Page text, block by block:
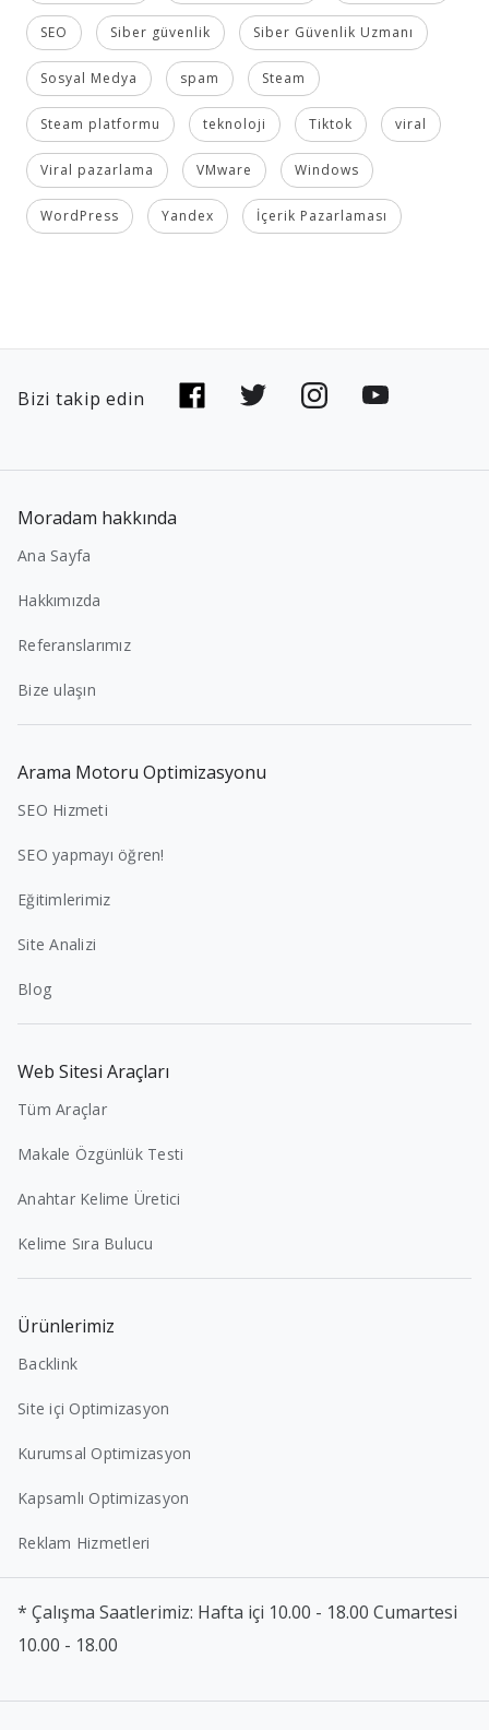
SEO Siber güvenlik Siber Güvenlik Uzmanı
Sosyal Medya spam Steam
Steam platformu teknoloji Tiktok viral
Viral pazarlama VMware Windows
WordPress Yandex İçerik Pazarlaması
Bizi takip edin
Moradam hakkında
Ana Sayfa
Hakkımızda
Referanslarımız
Bize ulaşın
Arama Motoru Optimizasyonu
SEO Hizmeti
SEO yapmayı öğren!
Eğitimlerimiz
Site Analizi
Blog
Web Sitesi Araçları
Tüm Araçlar
Makale Özgünlük Testi
Anahtar Kelime Üretici
Kelime Sıra Bulucu
Ürünlerimiz
Backlink
Site içi Optimizasyon
Kurumsal Optimizasyon
Kapsamlı Optimizasyon
Reklam Hizmetleri
* Çalışma Saatlerimiz: Hafta içi 10.00 - 18.00 Cumartesi
10.00 - 18.00